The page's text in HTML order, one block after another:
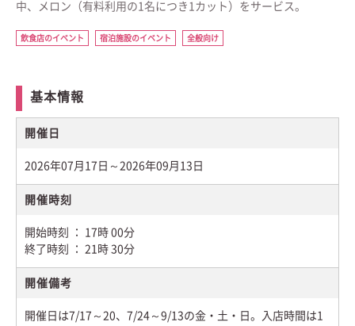
中、メロン（有料利用の1名につき1カット）をサービス。
飲食店のイベント 宿泊施設のイベント 全般向け
基本情報
開催日
2026年07月17日～2026年09月13日
開催時刻
開始時刻 ： 17時 00分
終了時刻 ： 21時 30分
開催備考
開催日は7/17～20、7/24～9/13の金・土・日。入店時間は1